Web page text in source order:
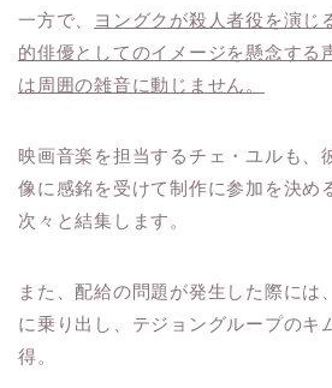
一方で、
ヨングクが殺人者役を演じ
的俳優としてのイメージを懸念する
は周囲の雑音に動じません。
映画音楽を担当するチェ・ユルも、
像に感銘を受けて制作に参加を決め
次々と結集します。
また、配給の問題が発生した際には
に乗り出し、テジョングループのキ
得。